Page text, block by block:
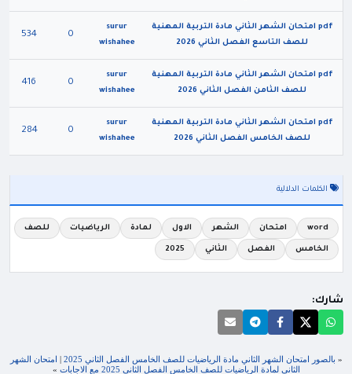
pdf امتحان الشهر الثاني مادة التربية المهنية
للصف التاسع الفصل الثاني 2026
surur
wishahee
0
534
pdf امتحان الشهر الثاني مادة التربية المهنية
للصف الثامن الفصل الثاني 2026
surur
wishahee
0
416
pdf امتحان الشهر الثاني مادة التربية المهنية
للصف الخامس الفصل الثاني 2026
surur
wishahee
0
284
الكلمات الدلالية
word امتحان الشهر الاول لمادة الرياضيات للصف
الخامس الفصل الثاني 2025
شارك:
« بالصور امتحان الشهر الثاني مادة الرياضيات للصف الخامس الفصل الثاني 2025 | امتحان الشهر
الثاني لمادة الرياضيات للصف الخامس الفصل الثاني 2025 مع الاجابات
»